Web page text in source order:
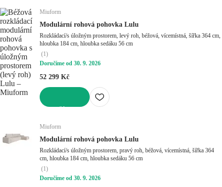
Miuform
Modulární rohová pohovka Lulu
Rozkládací/s úložným prostorem, levý roh, béžová, vícemístná, šířka 364 cm,
hloubka 184 cm, hloubka sedáku 56 cm
(1)
Doručíme od 30. 9. 2026
52 299 Kč
Miuform
Modulární rohová pohovka Lulu
Rozkládací/s úložným prostorem, pravý roh, béžová, vícemístná, šířka 364
cm, hloubka 184 cm, hloubka sedáku 56 cm
(1)
Doručíme od 30. 9. 2026